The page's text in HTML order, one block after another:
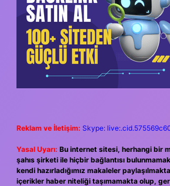
Reklam ve İletişim: Skype:
Yasal Uyarı: Bu internet sitesi, herhangi bir
şahıs şirketi ile hiçbir bağlantısı
kendi hazırladığımız makaleler
içerikler haber niteliği taşımamakta olup,